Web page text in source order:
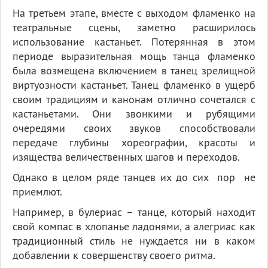
На третьем этапе, вместе с выходом фламенко на
театральные сцены, заметно расширилось
использование кастаньет. Потерянная в этом
периоде выразительная мощь танца фламенко
была возмещена включением в танец зрелищной
виртуозности кастаньет. Танец фламенко в ущерб
своим традициям и канонам отлично сочетался с
кастаньетами. Они звонкими и рубящими
очередями своих звуков способствовали
передаче глубины хореографии, красоты и
изящества величественных шагов и переходов.
Однако в целом ряде танцев их до сих пор не
приемлют.
Например, в булериас – танце, который находит
свой компас в хлопанье ладонями, а алегриас как
традиционный стиль не нуждается ни в каком
добавлении к совершенству своего ритма.